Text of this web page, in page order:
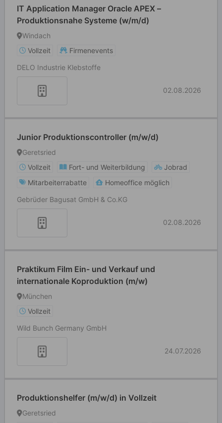
IT Application Manager Oracle APEX –
Produktionsnahe Systeme (w/m/d)
Windach
Vollzeit
Firmenevents
DELO Industrie Klebstoffe
02.08.2026
Junior Produktionscontroller (m/w/d)
Geretsried
Vollzeit
Fort- und Weiterbildung
Jobrad
Mitarbeiterrabatte
Homeoffice möglich
Gebrüder Bagusat GmbH & Co.KG
02.08.2026
Praktikum Film Ein- und Verkauf und
internationale Koproduktion (m/w)
München
Vollzeit
Wild Bunch Germany GmbH
24.07.2026
Produktionshelfer (m/w/d) in Vollzeit
Geretsried